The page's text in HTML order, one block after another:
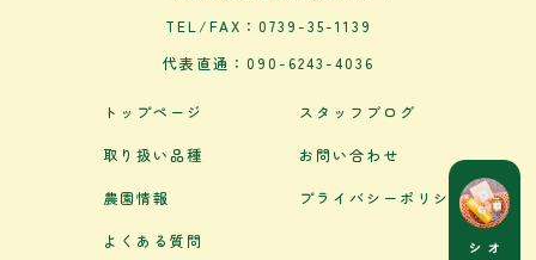
TEL/FAX：0739-35-1139
代表直通：090-6243-4036
トップページ
取り扱い品種
農園情報
よくある質問
スタッフブログ
お問い合わせ
プライバシーポリシー